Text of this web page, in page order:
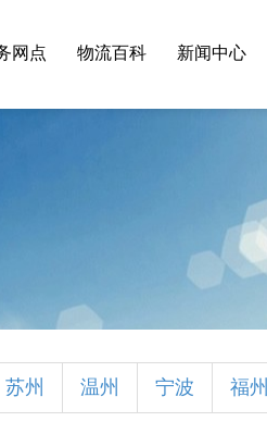
网点 物流百科 新闻中心
苏州 温州 宁波 福州